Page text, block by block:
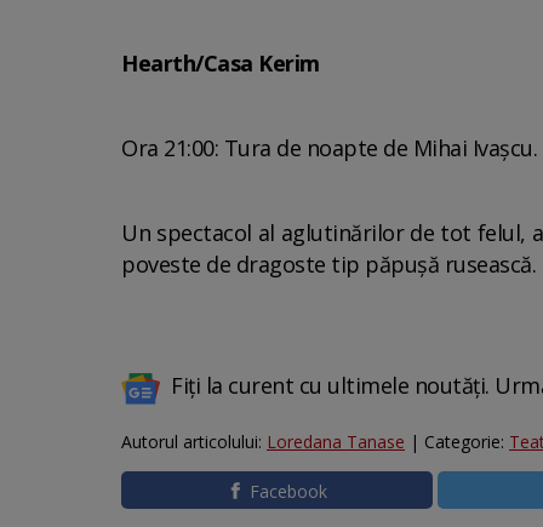
Hearth/Casa Kerim
Ora 21:00: Tura de noapte de Mihai
Un spectacol al aglutinărilor de tot felul,
poveste de dragoste tip păpușă rusească.
Fiți la curent cu ultimele noutăți.
Autorul articolului: Loredana Tanase | Categorie:
Facebook